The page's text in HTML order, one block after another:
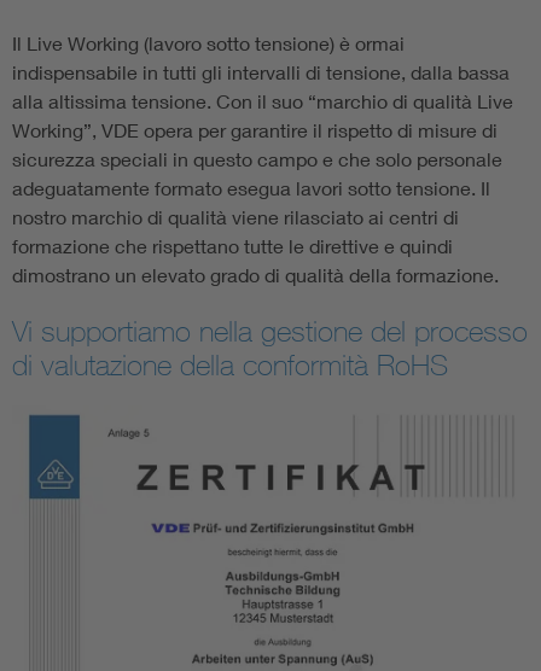
Il Live Working (lavoro sotto tensione) è ormai
indispensabile in tutti gli intervalli di tensione, dalla bassa
alla altissima tensione. Con il suo “marchio di qualità Live
Working”, VDE opera per garantire il rispetto di misure di
sicurezza speciali in questo campo e che solo personale
adeguatamente formato esegua lavori sotto tensione. Il
nostro marchio di qualità viene rilasciato ai centri di
formazione che rispettano tutte le direttive e quindi
dimostrano un elevato grado di qualità della formazione.
Vi supportiamo nella gestione del processo
di valutazione della conformità RoHS